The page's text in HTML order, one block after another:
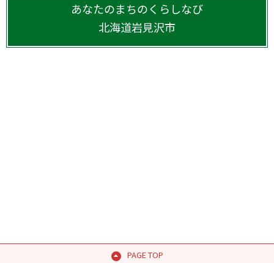
あなたのまちのくらしなび
北海道岩見沢市
PAGE TOP